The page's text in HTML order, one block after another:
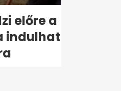
előre a
indulhat